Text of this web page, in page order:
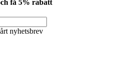
få 5% rabatt
nyhetsbrev